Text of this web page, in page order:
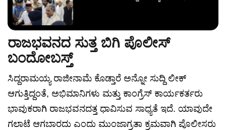
ರಾಜಭವನದ ಸುತ್ತ ಬಿಗಿ ಪೊಲೀಸ್
ಬಂದೋಬಸ್ತ್
ಸಿದ್ದರಾಮಯ್ಯ ರಾಜೀನಾಮೆ ಕೊಡ್ತಾರೆ ಅನ್ನೋ ಸುದ್ದಿ ಲೀಕ್
ಆಗುತ್ತಿದ್ದಂತೆ, ಅಭಿಮಾನಿಗಳು ಮತ್ತು ಕಾಂಗ್ರೆಸ್ ಕಾರ್ಯಕರ್ತರು
ಭಾವುಕರಾಗಿ ರಾಜಭವನದತ್ತ ಧಾವಿಸುವ ಸಾಧ್ಯತೆ ಇದೆ. ಯಾವುದೇ
ಗಲಾಟೆ ಆಗಬಾರದು ಎಂದು ಮುಂಜಾಗ್ರತಾ ಕ್ರಮವಾಗಿ ಪೊಲೀಸರು